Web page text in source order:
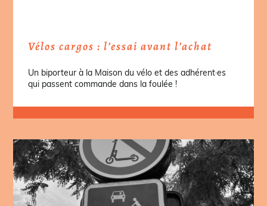
Vélos cargos : l’essai avant l’achat
Un biporteur à la Maison du vélo et des adhérent·es
qui passent commande dans la foulée !